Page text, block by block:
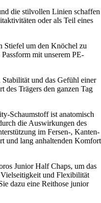
die stilvollen Linien schaffen
oder als Teil eines
Stiefel um den Knöchel zu
mit unserem PE-
und das Gefühl einer
Trägers den ganzen Tag
Schaumstoff ist anatomisch
die Auswirkungen des
im Fersen-, Kanten-
und lang anhaltenden Komfort
Junior Half Chaps, um das
Vielseitigkeit und Flexibilität
dazu eine Reithose junior